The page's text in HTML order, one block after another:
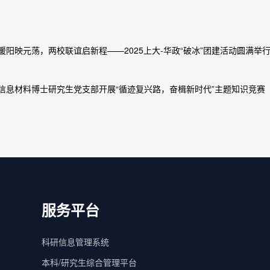
阳映元荡，两校联谊启新程——2025上大-华政“破冰”团建活动圆满举行
息材料博士研究生党支部开展“循迹复兴路，奋楫新时代”主题知识竞赛
服务平台
科研信息管理系统
本科/研究生综合管理平台